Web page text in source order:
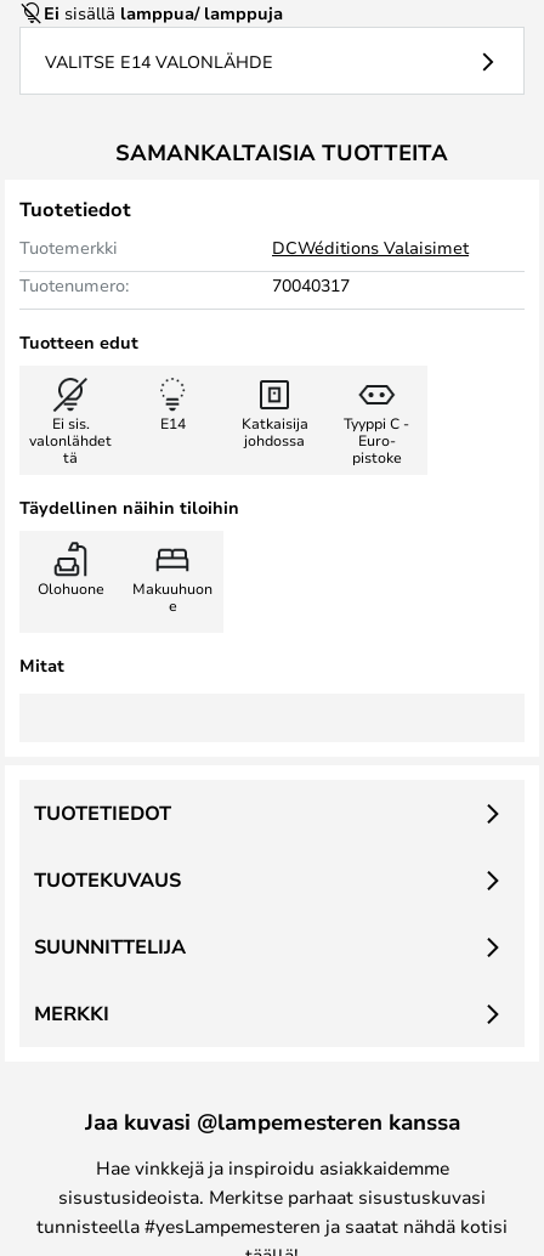
Ei sisällä lamppua/ lamppuja
VALITSE E14 VALONLÄHDE
SAMANKALTAISIA TUOTTEITA
Tuotetiedot
Tuotemerkki
DCWéditions Valaisimet
Tuotenumero:
70040317
Tuotteen edut
Ei sis.
valonlähdet
tä
E14
Katkaisija
johdossa
Tyyppi C -
Euro-
pistoke
Täydellinen näihin tiloihin
Olohuone
Makuuhuon
e
Mitat
TUOTEKUVAUS
TUOTETIEDOT
SUUNNITTELIJA
MERKKI
Jaa kuvasi @lampemesteren kanssa
Hae vinkkejä ja inspiroidu asiakkaidemme
sisustusideoista. Merkitse parhaat sisustuskuvasi
tunnisteella #yesLampemesteren ja saatat nähdä kotisi